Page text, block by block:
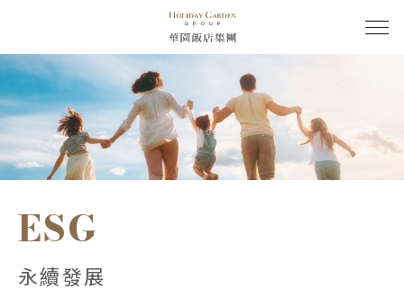
ESG
永續發展